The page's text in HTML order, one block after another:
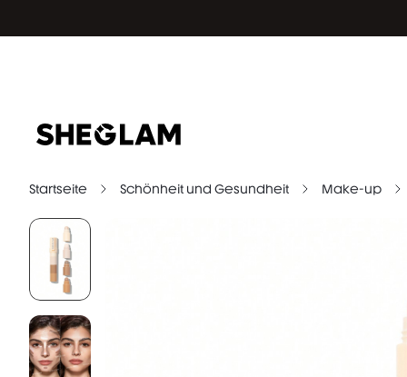
Startseite Schönheit und Gesundheit Make-up